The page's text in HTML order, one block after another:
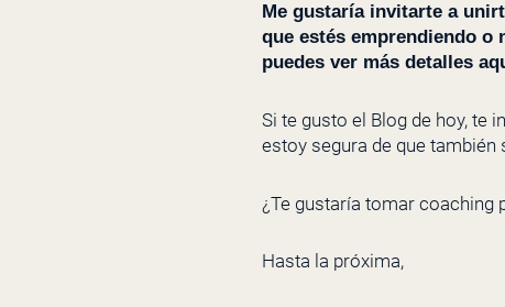
Me gustaría invitarte a
que estés emprendiendo o
puedes ver más detalles
Si te gusto el Blog de hoy, te
estoy segura de que también
¿Te gustaría tomar
Hasta la próxima,